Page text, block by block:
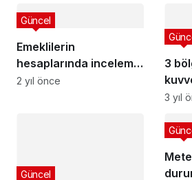
Emeklilerin
hesaplarında inceleme
yok!
Güncel
2 yıl önce
3
3 yıl
Güncel